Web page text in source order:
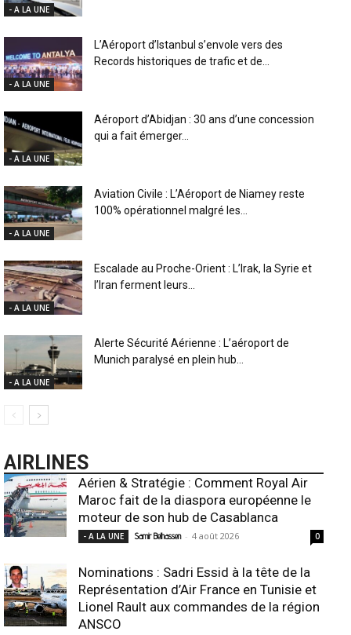
- A LA UNE
- A LA UNE
L’Aéroport d’Istanbul s’envole vers des
Records historiques de trafic et de...
- A LA UNE
Aéroport d’Abidjan : 30 ans d’une concession
qui a fait émerger...
- A LA UNE
Aviation Civile : L’Aéroport de Niamey reste
100% opérationnel malgré les...
- A LA UNE
Escalade au Proche-Orient : L’Irak, la Syrie et
l’Iran ferment leurs...
- A LA UNE
Alerte Sécurité Aérienne : L’aéroport de
Munich paralysé en plein hub...
AIRLINES
Aérien & Stratégie : Comment Royal Air
Maroc fait de la diaspora européenne le
moteur de son hub de Casablanca
- A LA UNE Samir Belhassen - 4 août 2026 0
Nominations : Sadri Essid à la tête de la
Représentation d’Air France en Tunisie et
Lionel Rault aux commandes de la région
ANSCO